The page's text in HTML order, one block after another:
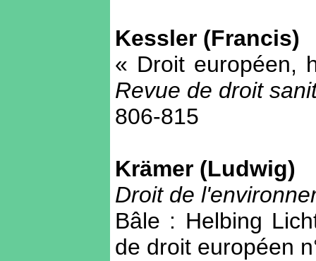
Kessler (Francis)
« Droit européen,
Revue de droit
806-815
Krämer (Ludwig)
Droit de
Bâle : Helbing
de droit européen